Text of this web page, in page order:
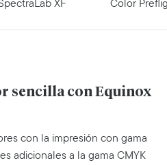
XF Color
sencilla con Equinox
con la impresión con gama
adicionales a la gama CMYK